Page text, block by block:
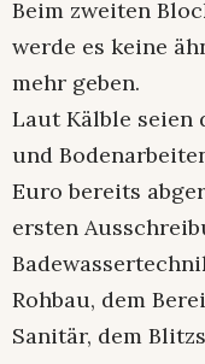
Beim zweiten
werde es keine
mehr geben.
Laut Kälble seien
und
Euro bereits
ersten
Rohbau, dem
Sanitär, dem